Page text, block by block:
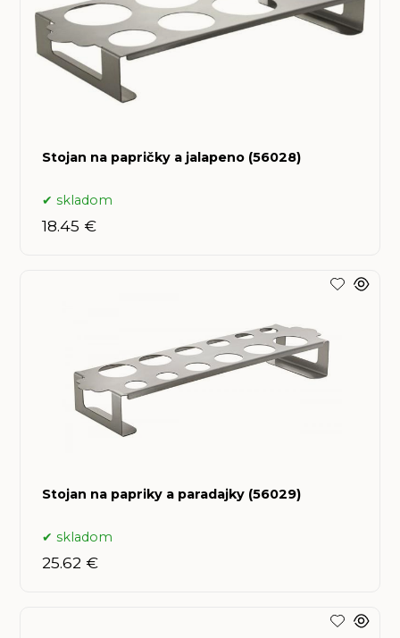
Stojan na papričky a jalapeno (56028)
skladom
18.45 €
Stojan na papriky a paradajky (56029)
skladom
25.62 €